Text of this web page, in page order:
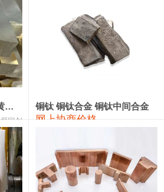
9,700
10,400
12,300 0
113,970
114,200 400
供应优质黄铜棒/六角棒/黄铜方板
堰同创
铜钛 铜钛合金 铜钛中间合金
网上协商价格